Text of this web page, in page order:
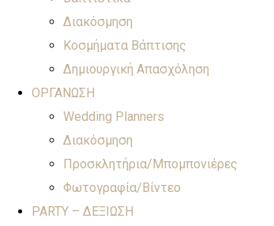
Διακόσμηση
Κοσμήματα Βάπτισης
Δημιουργική Απασχόληση
ΟΡΓΑΝΩΣΗ
Wedding Planners
Διακόσμηση
Προσκλητήρια/Μπομπονιέρες
Φωτογραφία/Βίντεο
PARTY – ΔΕΞΙΩΣΗ